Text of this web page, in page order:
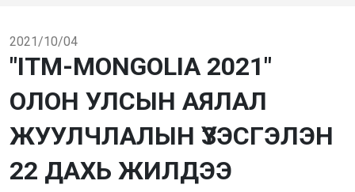
2021/10/04
"ITM-MONGOLIA 2021"
ОЛОН УЛСЫН АЯЛАЛ
ЖУУЛЧЛАЛЫН ҮЗЭСГЭЛЭН
22 ДАХЬ ЖИЛДЭЭ